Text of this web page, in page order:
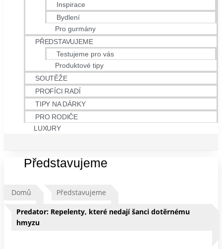
Inspirace
Bydlení
Pro gurmány
PŘEDSTAVUJEME
Testujeme pro vás
Produktové tipy
SOUTĚŽE
PROFÍCI RADÍ
TIPY NA DÁRKY
PRO RODIČE
LUXURY
Představujeme
Domů Představujeme
Predator: Repelenty, které nedají šanci dotěrnému
hmyzu